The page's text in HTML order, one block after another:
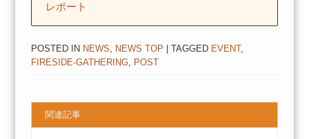
レポート
POSTED IN NEWS NEWS TOP | TAGGED EVENT,
FIRESIDE-GATHERING, POST
関連記事